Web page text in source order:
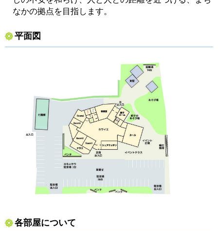
なかの拠点を目指します。
平面図
各部屋について